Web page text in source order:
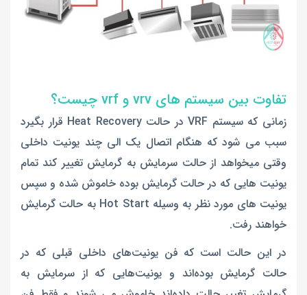
تفاوت بین سیستم های vrv و vrf چیست؟
زمانی که سیستم VRF در حالت Heat Recovery قرار بگیرد
سبب می شود که هنگام اتصال یک الی چند یونیت داخلی
وقتی میخواهد از حالت سرمایش به گرمایش تغییر کند تمام
یونیت هایی که در حالت گرمایش بوده خاموش شده و سپس
یونیت های مورد نظر به وسیله Hot Start به حالت گرمایش
خواهند رفت.
در این حالت است که فن یونیت‌های داخلی‌ قبلی که در
حالت گرمایش بوده‌اند و یونیت‌هایی که از سرمایش به